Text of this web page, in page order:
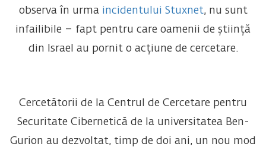
observa în urma incidentului Stuxnet, nu sunt
infailibile – fapt pentru care oamenii de știință
din Israel au pornit o acțiune de cercetare.
Cercetătorii de la Centrul de Cercetare pentru
Securitate Cibernetică de la universitatea Ben-
Gurion au dezvoltat, timp de doi ani, un nou mod